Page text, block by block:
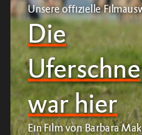
Unsere offizielle
Die
war hier
Ein Film von Barbara